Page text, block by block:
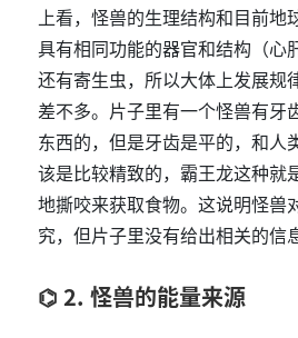
上看，怪兽的生理结构和目前地
具有相同功能的器官和结构（心
还有寄生虫，所以大体上发展规
差不多。片子里有一个怪兽有牙
东西的，但是牙齿是平的，和人
该是比较精致的，霸王龙这种就
地撕咬来获取食物。这说明怪兽
究，但片子里没有给出相关的信
2. 怪兽的能量来源